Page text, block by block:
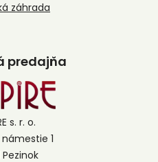
záhrada
predajňa
s. r. o.
1
Pezinok